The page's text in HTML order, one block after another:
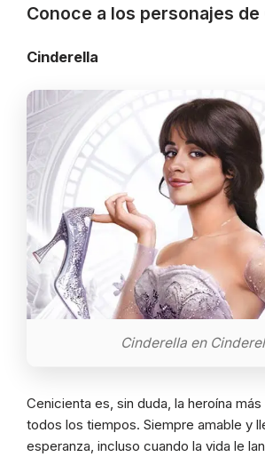
Conoce a los personajes
Cinderella
Cinderella en
Cenicienta es, sin duda, la heroína
todos los tiempos. Siempre amable y
esperanza, incluso cuando la vida le